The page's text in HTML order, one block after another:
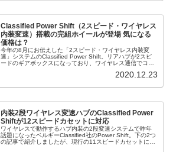
Classified Power Shift（2スピード・ワイヤレス
内装変速）搭載の完組ホイールが登場 気になる
価格は？
今年の8月にお伝えした「2スピード・ワイヤレス内装変
速」システムのClassified Power Shift。リアハブが2スピ
ードのギアボックスになっており、ワイヤレス通信でコン
2020.12.23
内装2段ワイヤレス変速ハブのClassified Power
Shiftが12スピードカセットに対応
ワイヤレスで動作するハブ内装の2段変速システムで昨年
話題になったベルギーClassified社のPower Shift。下の2つ
の記事で紹介しましたが、現行の11スピードカセットに加